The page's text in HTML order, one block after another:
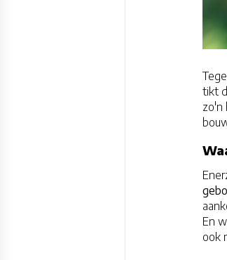
tikt
zo'n
En
ook